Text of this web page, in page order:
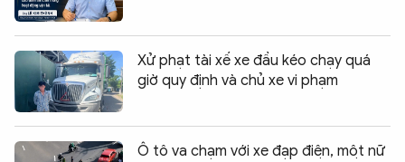
Xử phạt tài xế xe đầu kéo chạy quá
giờ quy định và chủ xe vi phạm
Ô tô va chạm với xe đạp điện, một nữ